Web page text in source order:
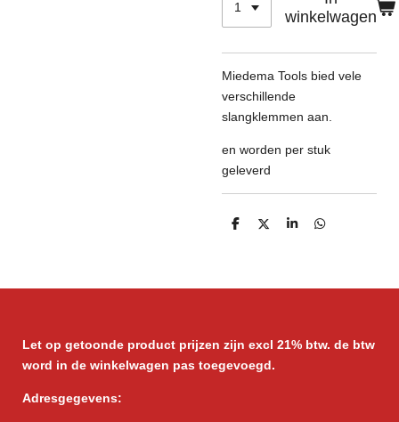
winkelwagen
Miedema Tools bied vele
verschillende
slangklemmen aan.
en worden per stuk
geleverd
D
D
S
D
Let op getoonde product prijzen zijn excl 21% btw. de btw
word in de winkelwagen pas toegevoegd.
Adresgegevens: